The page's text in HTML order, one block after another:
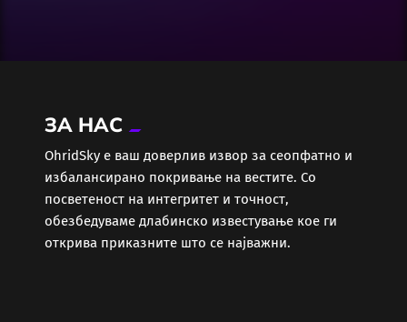
Еротика
Забава
Здравје
ЗА НАС
ОhridSky е ваш доверлив извор за сеопфатно и
избалансирано покривање на вестите. Со
посветеност на интегритет и точност,
обезбедуваме длабинско известување кое ги
открива приказните што се најважни.